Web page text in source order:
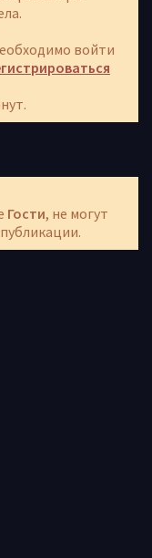
войти
Гости, не могут